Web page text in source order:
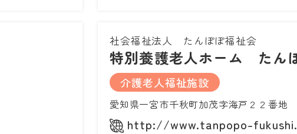
社会福祉法人 たんぽぽ福祉会
特別養護老人ホーム たん
介護老人福祉施設
愛知県一宮市千秋町加茂字海戸２２番地
http://www.tanpopo-